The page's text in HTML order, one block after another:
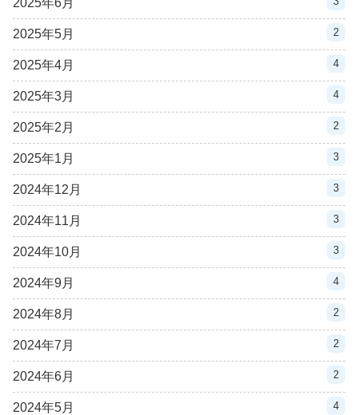
2025年5月 2
2025年4月 4
2025年3月 4
2025年2月 2
2025年1月 3
2024年12月 3
2024年11月 3
2024年10月 3
2024年9月 4
2024年8月 2
2024年7月 2
2024年6月 2
2024年5月 4